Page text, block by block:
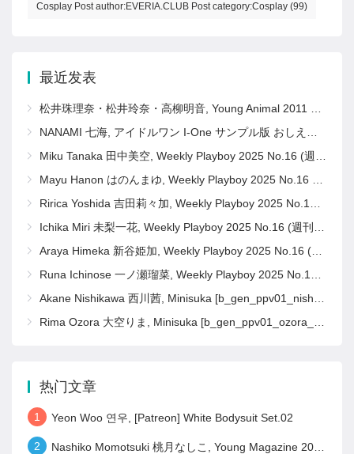
Cosplay Post author:EVERIA.CLUB Post category:Cosplay (99)
最近发表
松井珠理奈・松井玲奈・高柳明音, Young Animal 2011 No.11 (ヤングアニマル 2011年11号)
NANAMI 七海, アイドルワン I-One サンプル版 おしえて！ななみ先生
Miku Tanaka 田中美空, Weekly Playboy 2025 No.16 (週刊プレイボーイ 2025年16号)
Mayu Hanon はのんまゆ, Weekly Playboy 2025 No.16 (週刊プレイボーイ 2025年16号)
Ririca Yoshida 吉田莉々加, Weekly Playboy 2025 No.16 (週刊プレイボーイ 2025年16号)
Ichika Miri 未梨一花, Weekly Playboy 2025 No.16 (週刊プレイボーイ 2025年16号)
Araya Himeka 新谷姫加, Weekly Playboy 2025 No.16 (週刊プレイボーイ 2025年16号)
Runa Ichinose 一ノ瀬瑠菜, Weekly Playboy 2025 No.16 (週刊プレイボーイ 2025年16号)
Akane Nishikawa 西川茜, Minisuka [b_gen_ppv01_nishikawa_a14]
Rima Ozora 大空りま, Minisuka [b_gen_ppv01_ozora_r16]
热门文章
1 Yeon Woo 연우, [Patreon] White Bodysuit Set.02
2 Nashiko Momotsuki 桃月なしこ, Young Magazine 2023 No.28 (ヤングマガジン 2023年28号)